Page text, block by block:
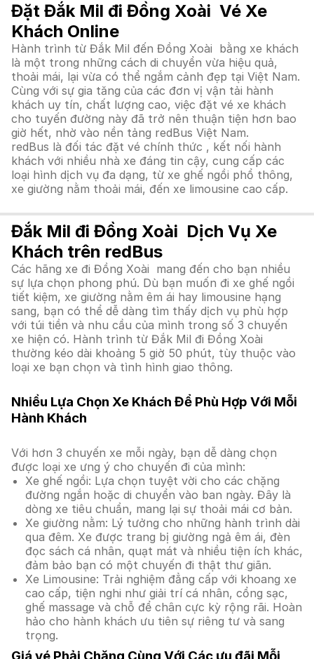
Đặt Đắk Mil đi Đồng Xoài Vé Xe
Khách Online
Hành trình từ Đắk Mil đến Đồng Xoài bằng xe khách
là một trong những cách di chuyển vừa hiệu quả,
thoải mái, lại vừa có thể ngắm cảnh đẹp tại Việt Nam.
Cùng với sự gia tăng của các đơn vị vận tải hành
khách uy tín, chất lượng cao, việc đặt vé xe khách
cho tuyến đường này đã trở nên thuận tiện hơn bao
giờ hết, nhờ vào nền tảng redBus Việt Nam.
redBus là đối tác đặt vé chính thức , kết nối hành
khách với nhiều nhà xe đáng tin cậy, cung cấp các
loại hình dịch vụ đa dạng, từ xe ghế ngồi phổ thông,
xe giường nằm thoải mái, đến xe limousine cao cấp.
Đắk Mil đi Đồng Xoài Dịch Vụ Xe
Khách trên redBus
Các hãng xe đi Đồng Xoài mang đến cho bạn nhiều
sự lựa chọn phong phú. Dù bạn muốn đi xe ghế ngồi
tiết kiệm, xe giường nằm êm ái hay limousine hạng
sang, bạn có thể dễ dàng tìm thấy dịch vụ phù hợp
với túi tiền và nhu cầu của mình trong số 3 chuyến
xe hiện có. Hành trình từ Đắk Mil đi Đồng Xoài
thường kéo dài khoảng 5 giờ 50 phút, tùy thuộc vào
loại xe bạn chọn và tình hình giao thông.
Nhiều Lựa Chọn Xe Khách Để Phù Hợp Với Mỗi
Hành Khách
Với hơn 3 chuyến xe mỗi ngày, bạn dễ dàng chọn
được loại xe ưng ý cho chuyến đi của mình:
Xe ghế ngồi: Lựa chọn tuyệt vời cho các chặng
đường ngắn hoặc di chuyển vào ban ngày. Đây là
dòng xe tiêu chuẩn, mang lại sự thoải mái cơ bản.
Xe giường nằm: Lý tưởng cho những hành trình dài
qua đêm. Xe được trang bị giường ngả êm ái, đèn
đọc sách cá nhân, quạt mát và nhiều tiện ích khác,
đảm bảo bạn có một chuyến đi thật thư giãn.
Xe Limousine: Trải nghiệm đẳng cấp với khoang xe
cao cấp, tiện nghi như giải trí cá nhân, cổng sạc,
ghế massage và chỗ để chân cực kỳ rộng rãi. Hoàn
hảo cho hành khách ưu tiên sự riêng tư và sang
trọng.